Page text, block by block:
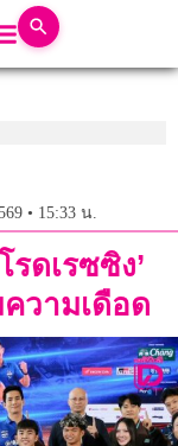
• 15:33 น.
ดเรซซิง’
วามเดือด